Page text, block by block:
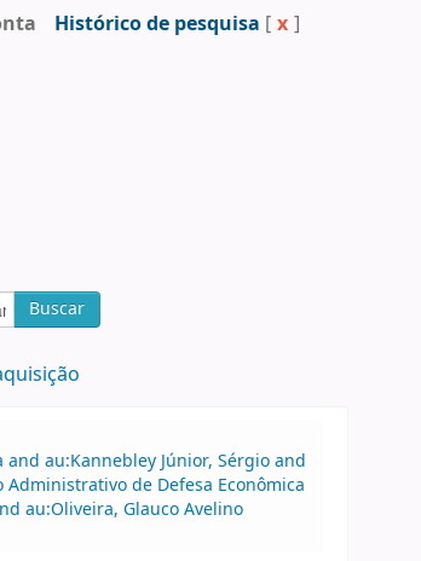
Histórico de pesquisa [ x ]
Buscar
au:Kannebley Júnior, Sérgio and
de Defesa Econômica
au:Oliveira, Glauco Avelino